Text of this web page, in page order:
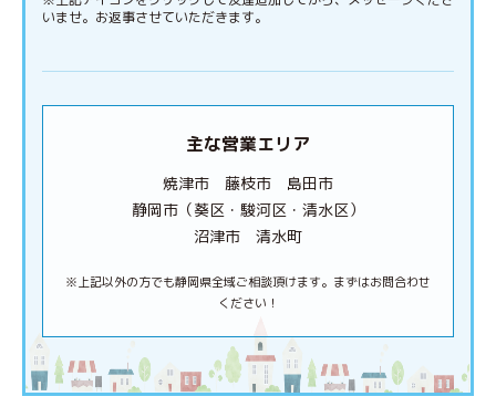
いませ。お返事させていただきます。
主な営業エリア
焼津市 藤枝市 島田市
静岡市（葵区・駿河区・清水区）
沼津市 清水町
※上記以外の方でも静岡県全域ご相談頂けます。まずはお問合わせ
ください！